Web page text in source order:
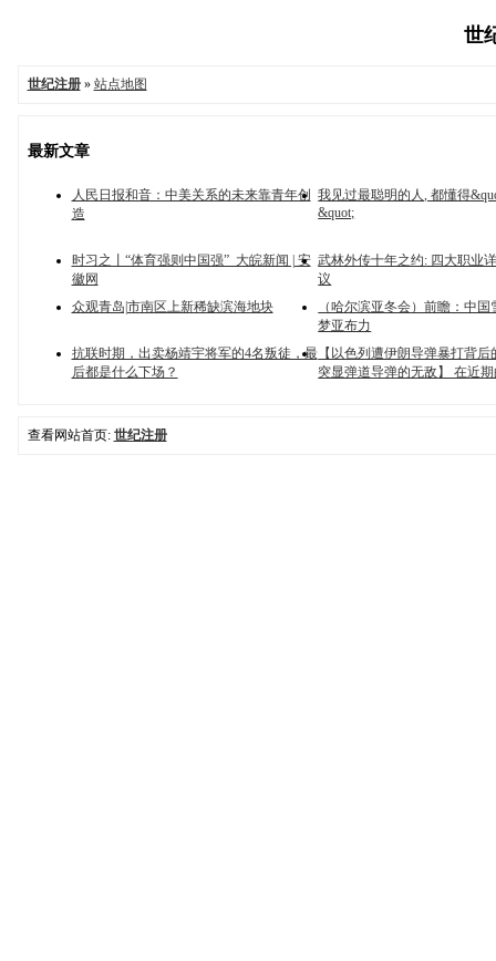
世
世纪注册» 站点地图
最新文章
人民日报和音：中美关系的未来靠青年创
造
我见过最聪明的人, 都懂得
&quot;
时习之丨“体育强则中国强”_大皖新闻 | 安
徽网
武林外传十年之约: 四大职业
议
众观青岛|市南区上新稀缺滨海地块
（哈尔滨亚冬会）前瞻：中
梦亚布力
抗联时期，出卖杨靖宇将军的4名叛徒，最
后都是什么下场？
【以色列遭伊朗导弹暴打背
突显弹道导弹的无敌】 在近
查看网站首页: 世纪注册